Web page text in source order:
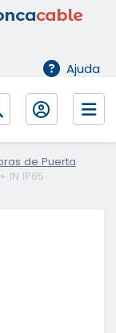
Ajuda
de Puerta
IN IP65